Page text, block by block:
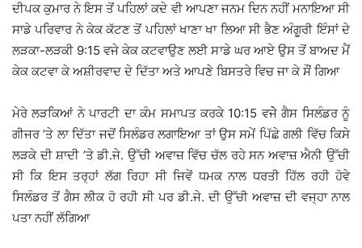
ਦੀਪਕ ਕੁਮਾਰ ਨੇ ਇਸ ਤੋਂ ਪਹਿਲਾਂ ਕਦੇ ਵੀ ਆਪਣਾ ਜਨਮ ਦਿਨ ਨਹੀਂ ਮਨਾਇਆ ਸੀ
ਸਾਡੇ ਪਰਿਵਾਰ ਨੇ ਕੇਕ ਕੱਟਣ ਤੋਂ ਪਹਿਲਾਂ ਖਾਣਾ ਖਾ ਲਿਆ ਸੀ ਭੈਣ ਅੰਗੂਰੀ ਇੰਸਾਂ ਦੇ
ਲੜਕਾ-ਲੜਕੀ 9:15 ਵਜੇ ਕੇਕ ਕਟਵਾਉਣ ਲਈ ਸਾਡੇ ਘਰ ਆਏ ਉਸ ਤੋਂ ਬਾਅਦ ਮੈਂ
ਕੇਕ ਕਟਵਾ ਕੇ ਅਸ਼ੀਰਵਾਦ ਦੇ ਦਿੱਤਾ ਅਤੇ ਆਪਣੇ ਬਿਸਤਰੇ ਵਿਚ ਜਾ ਕੇ ਸੌਂ ਗਿਆ
ਮੇਰੇ ਲੜਕਿਆਂ ਨੇ ਪਾਰਟੀ ਦਾ ਕੰਮ ਸਮਾਪਤ ਕਰਕੇ 10:15 ਵਜੇੇ ਗੈਸ ਸਿਲੰਡਰ ਨੂੰ
ਗੀਜਰ ’ਤੇ ਲਾ ਦਿੱਤਾ ਜਦੋਂ ਸਿਲੰਡਰ ਲਗਾਇਆ ਤਾਂ ਉਸ ਸਮੇਂ ਪਿੱਛੇ ਗਲੀ ਵਿੱਚ ਕਿਸੇ
ਲੜਕੇ ਦੀ ਸ਼ਾਦੀ ’ਤੇ ਡੀ.ਜੇ. ਉੱਚੀ ਅਵਾਜ਼ ਵਿੱਚ ਚੱਲ ਰਹੇ ਸਨ ਅਵਾਜ਼ ਐਨੀ ਉੱਚੀ
ਸੀ ਕਿ ਇਸ ਤਰ੍ਹਾਂ ਲੱਗ ਰਿਹਾ ਸੀ ਜਿਵੇਂ ਧਮਕ ਨਾਲ ਧਰਤੀ ਹਿੱਲ ਰਹੀ ਹੋਵੇ
ਸਿਲੰਡਰ ਤੋਂ ਗੈਸ ਲੀਕ ਹੋ ਰਹੀ ਸੀ ਪਰ ਡੀ.ਜੇ. ਦੀ ਉੱਚੀ ਅਵਾਜ਼ ਦੀ ਵਜ੍ਹਾ ਨਾਲ
ਪਤਾ ਨਹੀਂ ਲੱਗਿਆ